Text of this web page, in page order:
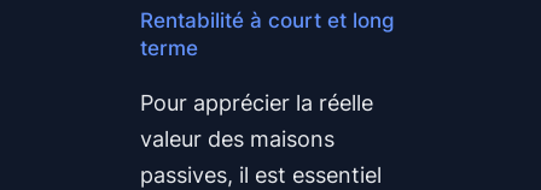
Rentabilité à court et long
terme
Pour apprécier la réelle
valeur des maisons
passives, il est essentiel